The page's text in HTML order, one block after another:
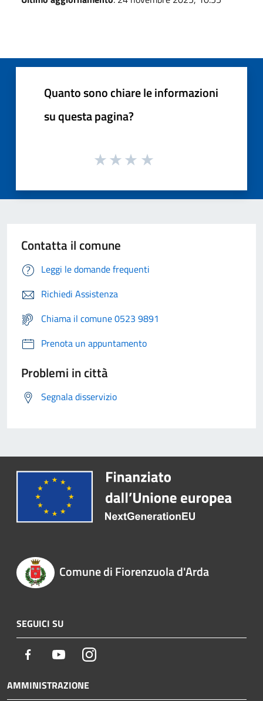
Quanto sono chiare le informazioni
su questa pagina?
Contatta il comune
Leggi le domande frequenti
Richiedi Assistenza
Chiama il comune 0523 9891
Prenota un appuntamento
Problemi in città
Segnala disservizio
Comune di Fiorenzuola d'Arda
SEGUICI SU
Facebook YoutubeInstagram
AMMINISTRAZIONE